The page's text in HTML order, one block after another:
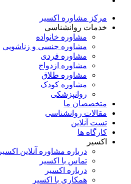
مرکز مشاوره اکسیر
خدمات روانشناسی
مشاوره خانواده
مشاوره جنسی و زناشویی
مشاوره فردی
مشاوره ازدواج
مشاوره طلاق
مشاوره کودک
روانپزشکی
متخصصان ما
مقالات روانشناسی
تست آنلاین
کارگاه ها
اکسیر
درباره مشاوره آنلاین اکسیر
تماس با اکسیر
درباره اکسیر
همکاری با اکسیر